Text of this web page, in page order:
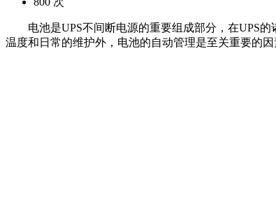
电池是UPS不间断电源的重要组成部分，在UPS的
温度和日常的维护外，电池的自动管理是至关重要的因